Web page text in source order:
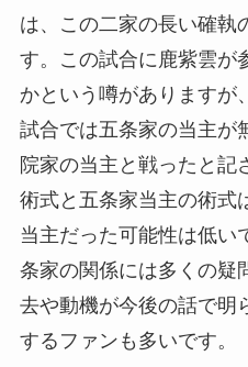
は、この二家の長い確執
す。この試合に鹿紫雲が
かという噂がありますが
試合では五条家の当主が
院家の当主と戦ったと記
術式と五条家当主の術式
当主だった可能性は低い
条家の関係には多くの疑
去や動機が今後の話で明
するファンも多いです。